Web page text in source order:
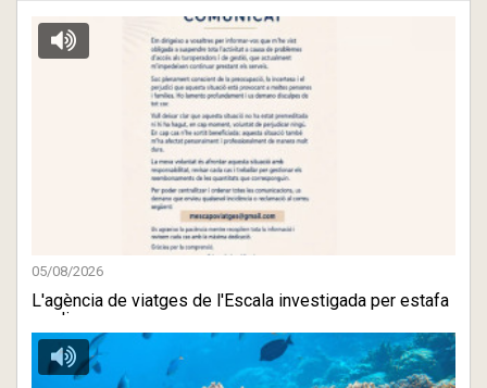
05/08/2026
L'agència de viatges de l'Escala investigada per estafa
es dis ...